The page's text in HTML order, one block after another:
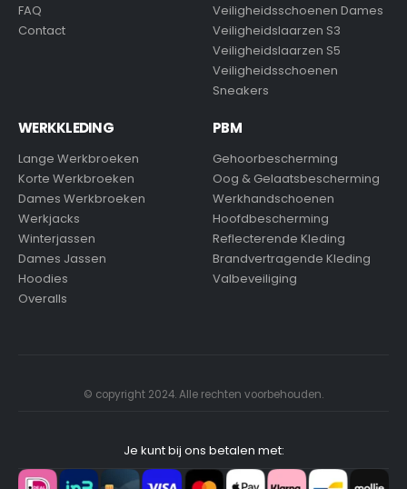
FAQ
Contact
Veiligheidsschoenen Dames
Veiligheidslaarzen S3
Veiligheidslaarzen S5
Veiligheidsschoenen
Sneakers
WERKKLEDING
Lange Werkbroeken
Korte Werkbroeken
Dames Werkbroeken
Werkjacks
Winterjassen
Dames Jassen
Hoodies
Overalls
PBM
Gehoorbescherming
Oog & Gelaatsbescherming
Werkhandschoenen
Hoofdbescherming
Reflecterende Kleding
Brandvertragende Kleding
Valbeveiliging
© copyright 2024. Alle rechten voorbehouden.
Je kunt bij ons betalen met: